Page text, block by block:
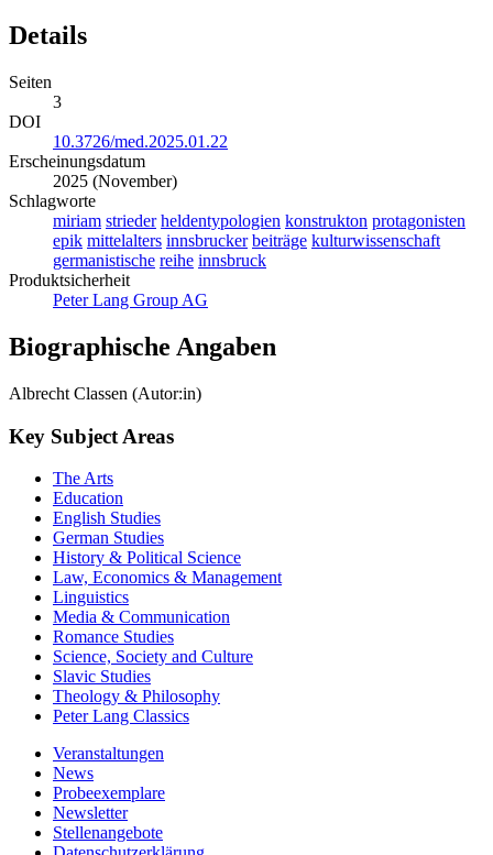
Details
Seiten
3
DOI
10.3726/med.2025.01.22
Erscheinungsdatum
2025 (November)
Schlagworte
miriam strieder heldentypologien konstrukton protagonisten
epik mittelalters innsbrucker beiträge kulturwissenschaft
germanistische reihe innsbruck
Produktsicherheit
Peter Lang Group AG
Biographische Angaben
Albrecht Classen (Autor:in)
Key Subject Areas
The Arts
Education
English Studies
German Studies
History & Political Science
Law, Economics & Management
Linguistics
Media & Communication
Romance Studies
Science, Society and Culture
Slavic Studies
Theology & Philosophy
Peter Lang Classics
Veranstaltungen
News
Probeexemplare
Newsletter
Stellenangebote